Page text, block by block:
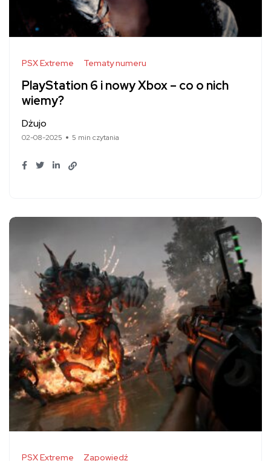
PSX Extreme Tematy numeru
PlayStation 6 i nowy Xbox – co o nich
wiemy?
Dżujo
02-08-2025 5 min czytania
PSX Extreme Zapowiedź